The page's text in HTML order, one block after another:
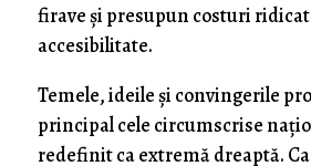
firave și presupun costuri
accesibilitate.
Temele, ideile și convingerile
principal cele circumscrise
redefinit ca extremă dreaptă.